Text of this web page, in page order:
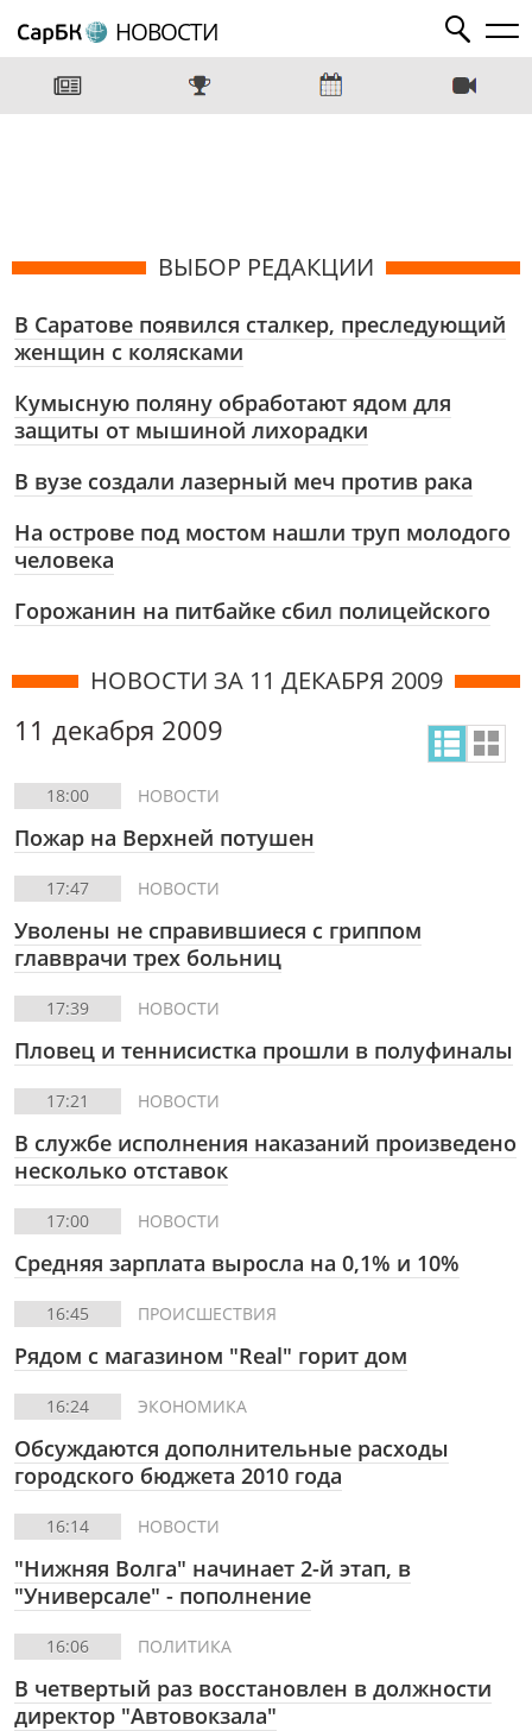
НОВОСТИ
ВЫБОР РЕДАКЦИИ
В Саратове появился сталкер, преследующий
женщин с колясками
Кумысную поляну обработают ядом для
защиты от мышиной лихорадки
В вузе создали лазерный меч против рака
На острове под мостом нашли труп молодого
человека
Горожанин на питбайке сбил полицейского
НОВОСТИ ЗА 11 ДЕКАБРЯ 2009
11 декабря 2009
18:00 НОВОСТИ
Пожар на Верхней потушен
17:47 НОВОСТИ
Уволены не справившиеся с гриппом
главврачи трех больниц
17:39 НОВОСТИ
Пловец и теннисистка прошли в полуфиналы
17:21 НОВОСТИ
В службе исполнения наказаний произведено
несколько отставок
17:00 НОВОСТИ
Средняя зарплата выросла на 0,1% и 10%
16:45 ПРОИСШЕСТВИЯ
Рядом с магазином "Real" горит дом
16:24 ЭКОНОМИКА
Обсуждаются дополнительные расходы
городского бюджета 2010 года
16:14 НОВОСТИ
"Нижняя Волга" начинает 2-й этап, в
"Универсале" - пополнение
16:06 ПОЛИТИКА
В четвертый раз восстановлен в должности
директор "Автовокзала"